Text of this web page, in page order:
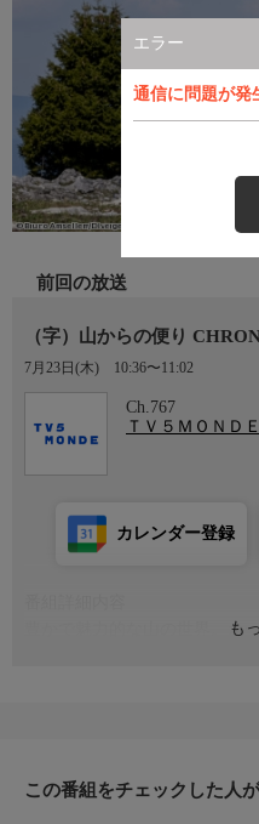
エラー
通信に問題が発
前回の放送
（字）山からの便り
7月23日(木) 10:36〜11:02
Ch.767
ＴＶ５ＭＯＮＤＥ
も
カレンダー登録
豊かで魅力的な山の世界。オ
この番組をチェックした人